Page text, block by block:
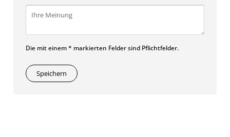
Die mit einem * markierten Felder sind Pflichtfelder.
Speichern